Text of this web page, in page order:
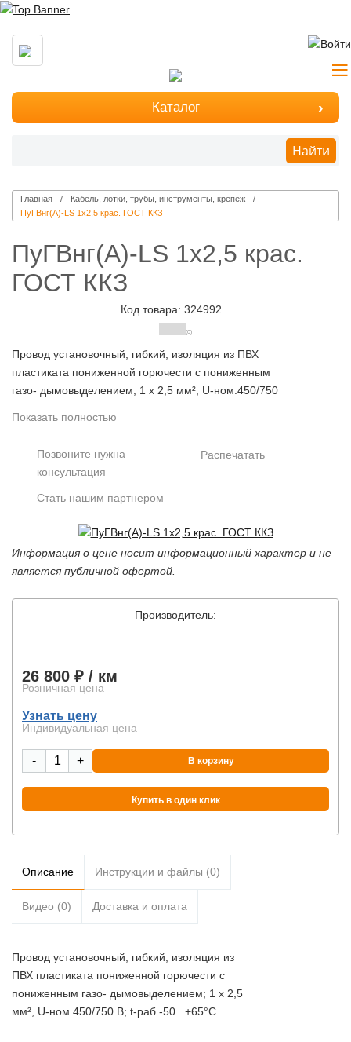
Каталог
Найти
Главная
Кабель, лотки, трубы, инструменты, крепеж
ПуГВнг(А)-LS 1х2,5 крас. ГОСТ ККЗ
ПуГВнг(А)-LS 1х2,5 крас.
ГОСТ ККЗ
Код товара: 324992
(0)
Провод установочный, гибкий, изоляция из ПВХ
пластиката пониженной горючести с пониженным
газо- дымовыделением; 1 х 2,5 мм², U-ном.450/750
Показать полностью
Позвоните нужна
консультация
Распечатать
Стать нашим партнером
Информация о цене носит информационный характер и не
является публичной офертой.
Производитель:
26 800 ₽ / км
Розничная цена
Узнать цену
Индивидуальная цена
- + В корзину
Купить в один клик
Описание Инструкции и файлы (0)
Видео (0) Доставка и оплата
Провод установочный, гибкий, изоляция из
ПВХ пластиката пониженной горючести с
пониженным газо- дымовыделением; 1 х 2,5
мм², U-ном.450/750 В; t-раб.-50...+65°С